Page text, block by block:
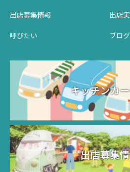
出店募集情報
呼びたい
出店
ブロ
キッチンカ
出店募集